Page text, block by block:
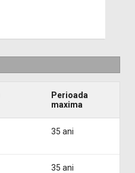
Perioada
maxima
35 ani
35 ani